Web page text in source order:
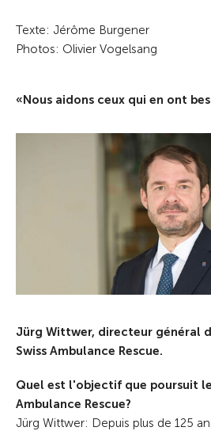
Texte: Jérôme Burgener
Photos: Olivier Vogelsang
«Nous aidons ceux qui en ont
Jürg Wittwer, directeur général
Swiss Ambulance Rescue.
Quel est l'objectif que poursuit
Ambulance Rescue?
Jürg Wittwer: Depuis plus de 125